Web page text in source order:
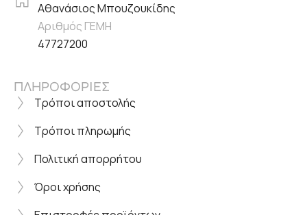
Αθανάσιος Μπουζουκίδης
Αριθμός ΓΕΜΗ
47727200
ΠΛΗΡΟΦΟΡΙΕΣ
Τρόποι αποστολής
Τρόποι πληρωμής
Πολιτική απορρήτου
Όροι χρήσης